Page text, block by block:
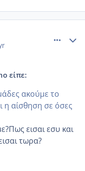
είπε:
ακούμε το
η αίσθηση σε όσες
εισαι εσυ και
τωρα?